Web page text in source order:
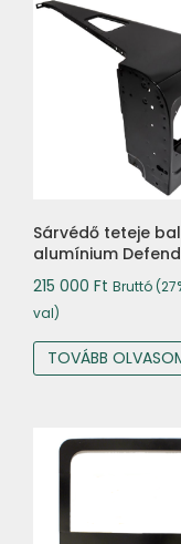
Sárvédő teteje bal
alumínium
215 000 Ft Bruttó
val)
TOVÁBB